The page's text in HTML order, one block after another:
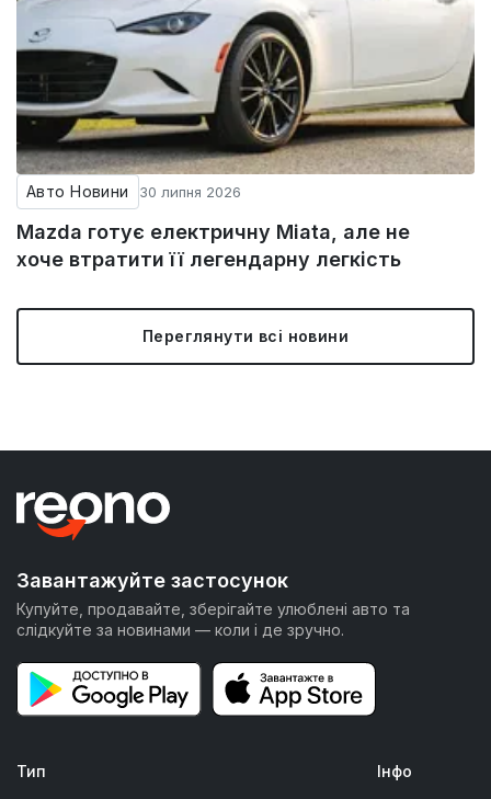
Авто Новини 30 липня 2026
Mazda готує електричну Miata, але не
хоче втратити її легендарну легкість
Переглянути всі новини
Завантажуйте застосунок
Купуйте, продавайте, зберігайте улюблені авто та
слідкуйте за новинами — коли і де зручно.
Тип
Інфо